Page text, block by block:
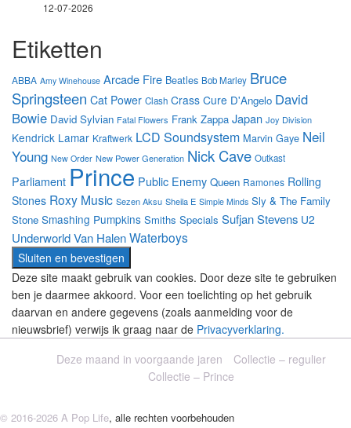
12-07-2026
Etiketten
ABBA Amy Winehouse Arcade Fire Beatles Bob Marley Bruce
Springsteen Cat Power Clash Crass Cure D'Angelo David
Bowie David Sylvian Fatal Flowers Frank Zappa Japan Joy Division
Kendrick Lamar Kraftwerk LCD Soundsystem Marvin Gaye Neil
Young New Order New Power Generation Nick Cave Outkast
Parliament Prince Public Enemy Queen Ramones Rolling
Stones Roxy Music Sezen Aksu Sheila E Simple Minds Sly & The Family
Stone Smashing Pumpkins Smiths Specials Sufjan Stevens U2
UnderworldVan HalenWaterboys
Deze site maakt gebruik van cookies. Door deze site te gebruiken
ben je daarmee akkoord. Voor een toelichting op het gebruik
daarvan en andere gegevens (zoals aanmelding voor de
nieuwsbrief) verwijs ik graag naar de Privacyverklaring.
Deze maand in voorgaande jaren
Collectie – regulier
Collectie – Prince
© 2016-2026 A Pop Life, alle rechten voorbehouden